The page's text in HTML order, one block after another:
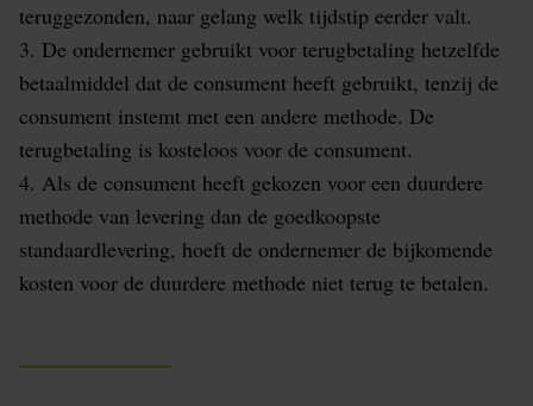
teruggezonden, naar gelang welk tijdstip eerder valt.
3. De ondernemer gebruikt voor terugbetaling hetzelfde
betaalmiddel dat de consument heeft gebruikt, tenzij de
consument instemt met een andere methode. De
terugbetaling is kosteloos voor de consument.
4. Als de consument heeft gekozen voor een duurdere
methode van levering dan de goedkoopste
standaardlevering, hoeft de ondernemer de bijkomende
kosten voor de duurdere methode niet terug te betalen.